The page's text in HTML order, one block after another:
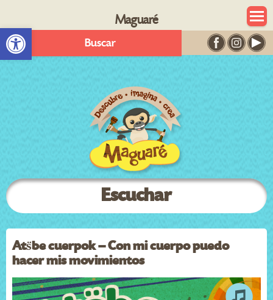
Abrir barra de herramientas
Maguaré
Buscar
Escuchar
Ats̈be cuerpok – Con mi cuerpo puedo
hacer mis movimientos